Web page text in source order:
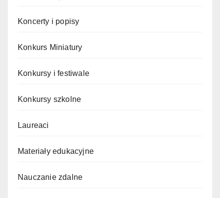
Koncerty i popisy
Konkurs Miniatury
Konkursy i festiwale
Konkursy szkolne
Laureaci
Materiały edukacyjne
Nauczanie zdalne